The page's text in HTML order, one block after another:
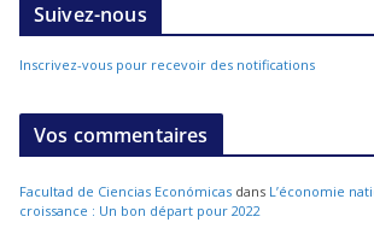
Suivez-nous
Inscrivez-vous pour recevoir des notifications
Vos commentaires
Facultad de Ciencias Económicas dans L’économie
croissance : Un bon départ pour 2022